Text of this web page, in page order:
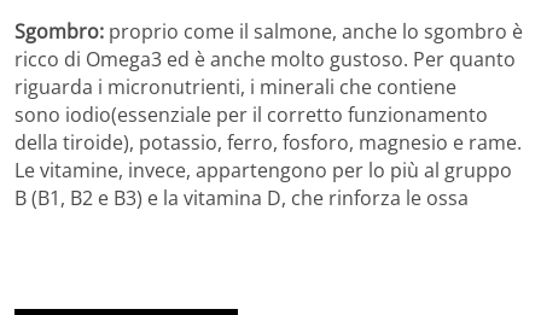
Sgombro: proprio come il salmone, anche lo sgombro è
ricco di Omega3 ed è anche molto gustoso. Per quanto
riguarda i micronutrienti, i minerali che contiene
sono iodio(essenziale per il corretto funzionamento
della tiroide), potassio, ferro, fosforo, magnesio e rame.
Le vitamine, invece, appartengono per lo più al gruppo
B (B1, B2 e B3) e la vitamina D, che rinforza le ossa